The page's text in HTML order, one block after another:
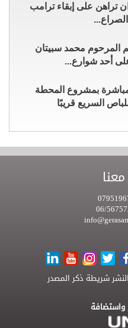
تراهن على إبقاء ترامب
المرحوم محمد سبيتان
على أحد شوارع...
بمشروع المحطة
السريع قريبًا
شريطة ذكر المصدر
واستضافة